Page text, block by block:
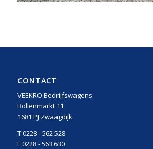
CONTACT
VEEKRO Bedrijfswagens
Bollenmarkt 11
1681 PJ Zwaagdijk
T 0228 - 562 528
F 0228 - 563 630